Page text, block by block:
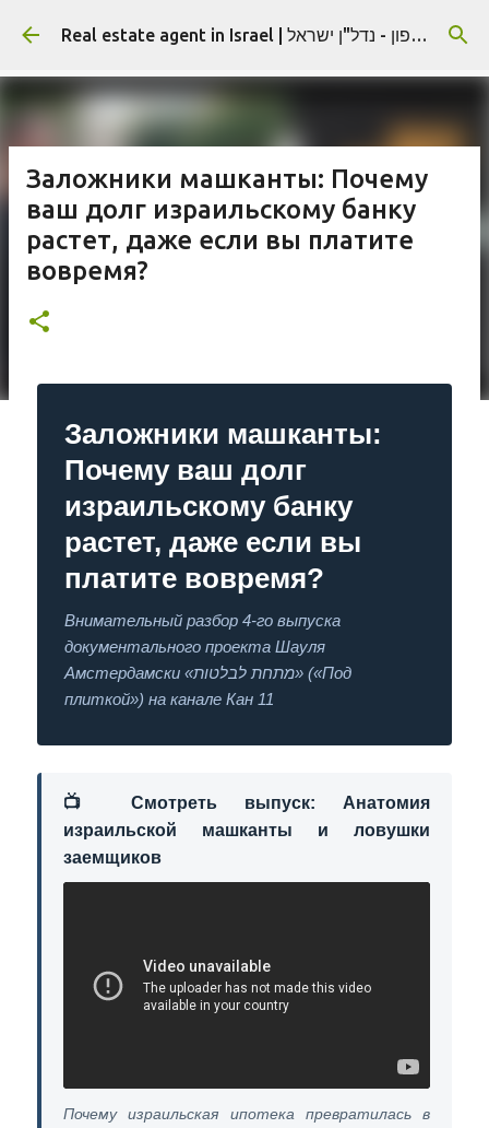
К основному контенту Real estate agent in Israel | תיווך בצפון - נדל"ן ישראל | Недвижимость в Израиле (блог)
Заложники машканты: Почему
ваш долг израильскому банку
растет, даже если вы платите
вовремя?
Заложники машканты:
Почему ваш долг
израильскому банку
растет, даже если вы
платите вовремя?
Внимательный разбор 4-го выпуска
документального проекта Шауля
Амстердамски «מתחת לבלטות» («Под
плиткой») на канале Кан 11
📺 Смотреть выпуск: Анатомия
израильской машканты и ловушки
заемщиков
Почему израильская ипотека превратилась в